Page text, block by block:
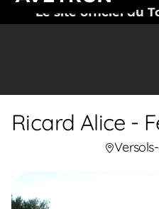
Le site officiel du
Ricard Alice -